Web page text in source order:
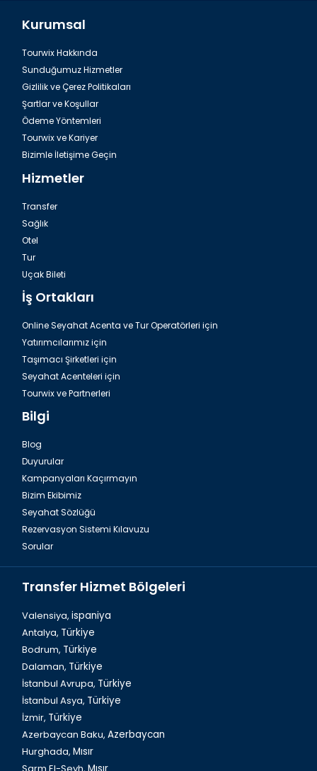
Kurumsal
Tourwix Hakkında
Sunduğumuz Hizmetler
Gizlilik ve Çerez Politikaları
Şartlar ve Koşullar
Ödeme Yöntemleri
Tourwix ve Kariyer
Bizimle İletişime Geçin
Hizmetler
Transfer
Sağlık
Otel
Tur
Uçak Bileti
İş Ortakları
Online Seyahat Acenta ve Tur Operatörleri için
Yatırımcılarımız için
Taşımacı Şirketleri için
Seyahat Acenteleri için
Tourwix ve Partnerleri
Bilgi
Blog
Duyurular
Kampanyaları Kaçırmayın
Bizim Ekibimiz
Seyahat Sözlüğü
Rezervasyon Sistemi Kılavuzu
Sorular
Transfer Hizmet Bölgeleri
Valensiya, ispaniya
Antalya, Türkiye
Bodrum, Türkiye
Dalaman, Türkiye
İstanbul Avrupa, Türkiye
İstanbul Asya, Türkiye
İzmir, Türkiye
Azerbaycan Baku, Azerbaycan
Hurghada, Mısır